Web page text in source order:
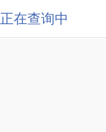
正在查询中